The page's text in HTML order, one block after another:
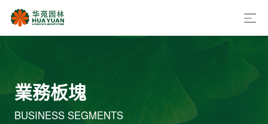
業務板塊
BUSINESS SEGMENTS